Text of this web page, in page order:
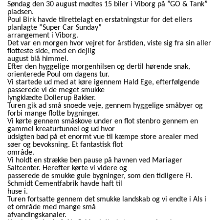
Søndag den 30 august mødtes 15 biler i Viborg på ”GO & Tank”
pladsen.
Poul Birk havde tilrettelagt en erstatningstur for det ellers
planlagte ”Super Car Sunday”
arrangement i Viborg.
Det var en morgen hvor vejret for årstiden, viste sig fra sin aller
flotteste side, med en dejlig
august blå himmel.
Efter den hyggelige morgenhilsen og dertil hørende snak,
orienterede Poul om dagens tur.
Vi startede ud med at køre igennem Hald Ege, efterfølgende
passerede vi de meget smukke
lyngklædte Dollerup Bakker.
Turen gik ad små snoede veje, gennem hyggelige småbyer og
forbi mange flotte bygninger.
Vi kørte gennem småskove under en flot stenbro gennem en
gammel kreaturtunnel og ud hvor
udsigten bød på et enormt vue til kæmpe store arealer med
søer og bevoksning. Et fantastisk flot
område.
Vi holdt en strække ben pause på havnen ved Mariager
Saltcenter. Herefter kørte vi videre og
passerede de smukke gule bygninger, som den tidligere Fl.
Schmidt Cementfabrik havde haft til
huse i.
Turen fortsatte gennem det smukke landskab og vi endte i Als i
et område med mange små
afvandingskanaler.